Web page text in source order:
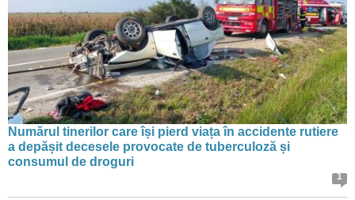
Numărul tinerilor care își pierd viața în accidente rutiere
a depășit decesele provocate de tuberculoză și
consumul de droguri
1